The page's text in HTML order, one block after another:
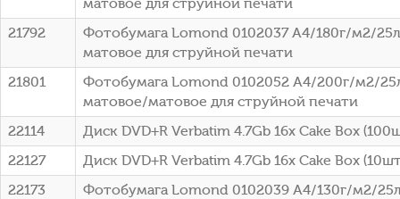
21792
Фотобумага Lomond 0102037 A4/180г/м2/
матовое для струйной печати
21801
Фотобумага Lomond 0102052 A4/200г/м2/
матовое/матовое для струйной печати
22114
Диск DVD+R Verbatim 4.7Gb 16x Cake Box
22127
Диск DVD+R Verbatim 4.7Gb 16x Cake Box
22173
Фотобумага Lomond 0102039 A4/130г/м2/